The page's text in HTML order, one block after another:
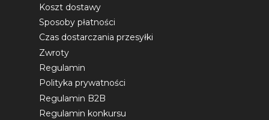
Koszt dostawy
Sposoby płatności
Czas dostarczania przesyłki
Zwroty
Regulamin
Polityka prywatności
Regulamin B2B
Regulamin konkursu